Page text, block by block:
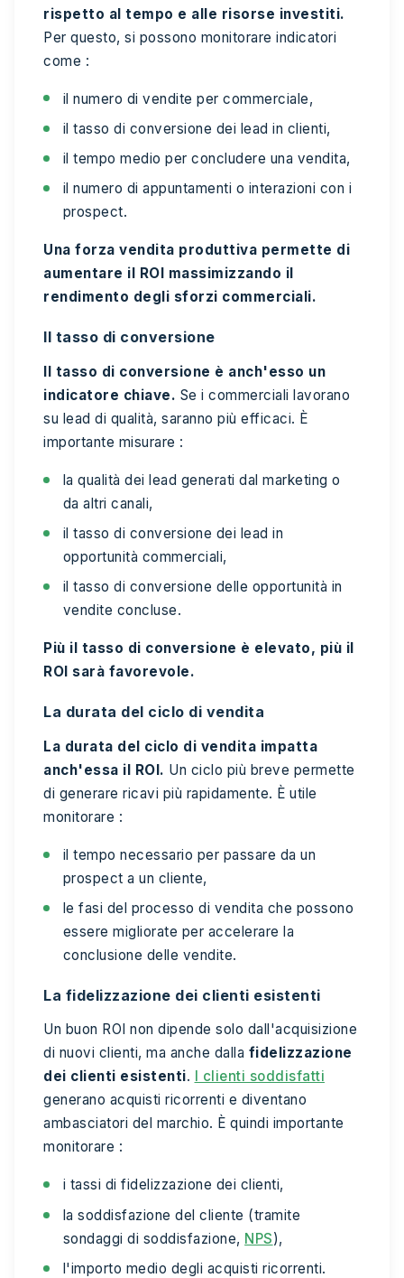
rispetto al tempo e alle risorse investiti.
Per questo, si possono monitorare indicatori
come :
il numero di vendite per commerciale,
il tasso di conversione dei lead in clienti,
il tempo medio per concludere una vendita,
il numero di appuntamenti o interazioni con i
prospect.
Una forza vendita produttiva permette di
aumentare il ROI massimizzando il
rendimento degli sforzi commerciali.
Il tasso di conversione
Il tasso di conversione è anch'esso un
indicatore chiave. Se i commerciali lavorano
su lead di qualità, saranno più efficaci. È
importante misurare :
la qualità dei lead generati dal marketing o
da altri canali,
il tasso di conversione dei lead in
opportunità commerciali,
il tasso di conversione delle opportunità in
vendite concluse.
Più il tasso di conversione è elevato, più il
ROI sarà favorevole.
La durata del ciclo di vendita
La durata del ciclo di vendita impatta
anch'essa il ROI. Un ciclo più breve permette
di generare ricavi più rapidamente. È utile
monitorare :
il tempo necessario per passare da un
prospect a un cliente,
le fasi del processo di vendita che possono
essere migliorate per accelerare la
conclusione delle vendite.
La fidelizzazione dei clienti esistenti
Un buon ROI non dipende solo dall'acquisizione
di nuovi clienti, ma anche dalla fidelizzazione
dei clienti esistenti.
I clienti soddisfatti
generano acquisti ricorrenti e diventano
ambasciatori del marchio. È quindi importante
monitorare :
i tassi di fidelizzazione dei clienti,
la soddisfazione del cliente (tramite
sondaggi di soddisfazione, NPS),
l'importo medio degli acquisti ricorrenti.